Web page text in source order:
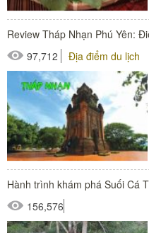
Review Tháp Nhạn Phú Yên:
97,712
Địa điểm du lịch
Hành trình khám phá Suối Cá
156,576